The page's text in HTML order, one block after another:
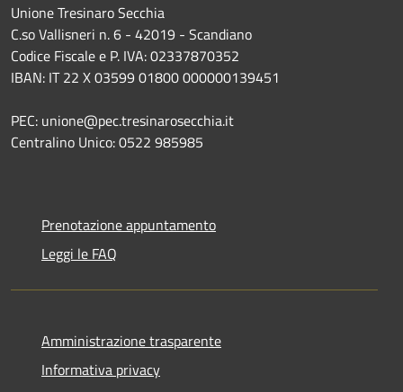
Unione Tresinaro Secchia
C.so Vallisneri n. 6 - 42019 - Scandiano
Codice Fiscale e P. IVA: 02337870352
IBAN: IT 22 X 03599 01800 000000139451
PEC: unione@pec.tresinarosecchia.it
Centralino Unico: 0522 985985
Prenotazione appuntamento
Leggi le FAQ
Amministrazione trasparente
Informativa privacy